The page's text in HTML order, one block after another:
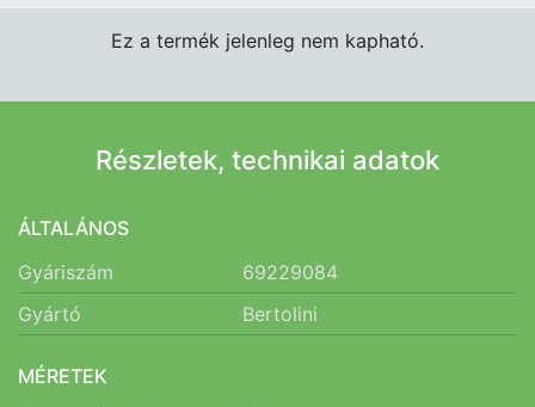
Ez a termék jelenleg nem kapható.
Részletek, technikai adatok
ÁLTALÁNOS
Gyáriszám
69229084
Gyártó
Bertolini
MÉRETEK